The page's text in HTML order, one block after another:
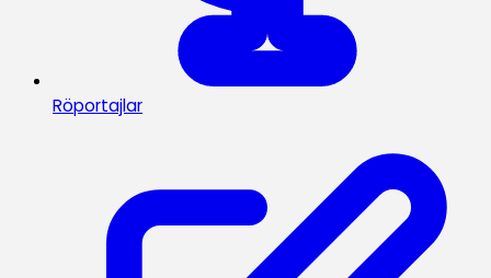
Röportajlar